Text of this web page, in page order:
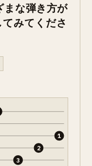
まな弾き方が
みてくださ
3
2
1